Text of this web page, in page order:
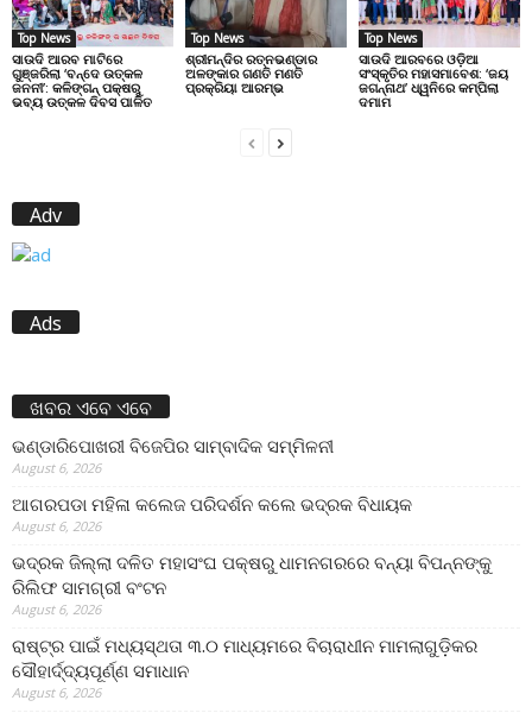
Top News
ସାଉଦି ଆରବ ମାଟିରେ
ଗୁଞ୍ଜରିଲା ‘ବନ୍ଦେ ଉତ୍କଳ
ଜନନୀ’: କଳିଙ୍ଗନ୍ ପକ୍ଷରୁ
ଭବ୍ୟ ଉତ୍କଳ ଦିବସ ପାଳିତ
Top News
ଶ୍ରୀମନ୍ଦିର ରତ୍ନଭଣ୍ଡାର
ଅଳଙ୍କାର ଗଣତି ମଣତି
ପ୍ରକ୍ରିୟା ଆରମ୍ଭ
Top News
ସାଉଦି ଆରବରେ ଓଡ଼ିଆ
ସଂସ୍କୃତିର ମହାସମାବେଶ: ‘ଜୟ
ଜଗନ୍ନାଥ’ ଧ୍ୱନିରେ କମ୍ପିଲା
ଦମାମ
Adv
Ads
ଖବର ଏବେ ଏବେ
ଭଣ୍ଡାରିପୋଖରୀ ବିଜେପିର ସାମ୍ବାଦିକ ସମ୍ମିଳନୀ
August 6, 2026
ଆଗରପଡା ମହିଳା କଲେଜ ପରିଦର୍ଶନ କଲେ ଭଦ୍ରକ ବିଧାୟକ
August 6, 2026
ଭଦ୍ରକ ଜିଲ୍ଲା ଦଳିତ ମହାସଂଘ ପକ୍ଷରୁ ଧାମନଗରରେ ବନ୍ୟା ବିପନ୍ନଙ୍କୁ
ରିଲିଫ ସାମଗ୍ରୀ ବଂଟନ
August 6, 2026
ରାଷ୍ଟ୍ର ପାଇଁ ମଧ୍ୟସ୍ଥତା ୩.୦ ମାଧ୍ୟମରେ ବିଚାରାଧୀନ ମାମଲାଗୁଡ଼ିକର
ସୌହାର୍ଦ୍ଦ୍ୟପୂର୍ଣ୍ଣ ସମାଧାନ
August 6, 2026